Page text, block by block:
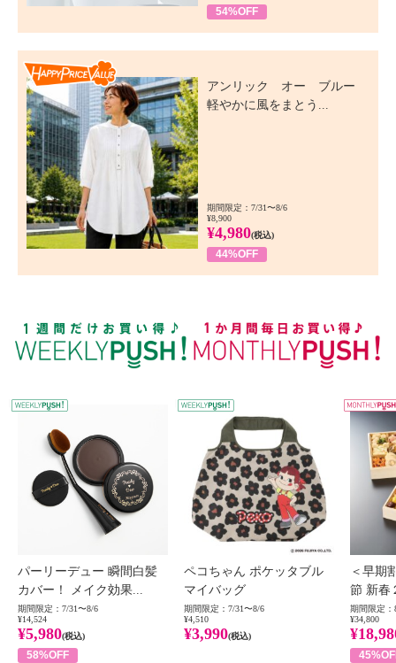
54%OFF
アンリック オー ブルー
軽やかに風をまとう...
期間限定：7/31〜8/6
¥8,900
¥4,980(税込)
44%OFF
WEEKLY PUSH
パーリーデュー 瞬間白髪
カバー！ メイク効果...
期間限定：7/31〜8/6
¥14,524
¥5,980(税込)
58%OFF
ペコちゃん ポケッタブル
マイバッグ
期間限定：7/31〜8/6
¥4,510
¥3,990(税込)
＜早期
節 新春
期間限定：
¥34,800